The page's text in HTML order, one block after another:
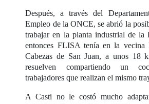
Después, a través del
Empleo de la ONCE, se abrió la
trabajar en la planta industrial de la
entonces FLISA tenía en la vecina
Cabezas de San Juan, a unos 18
resuelven compartiendo un
trabajadores que realizan el mismo
A Casti no le costó mucho